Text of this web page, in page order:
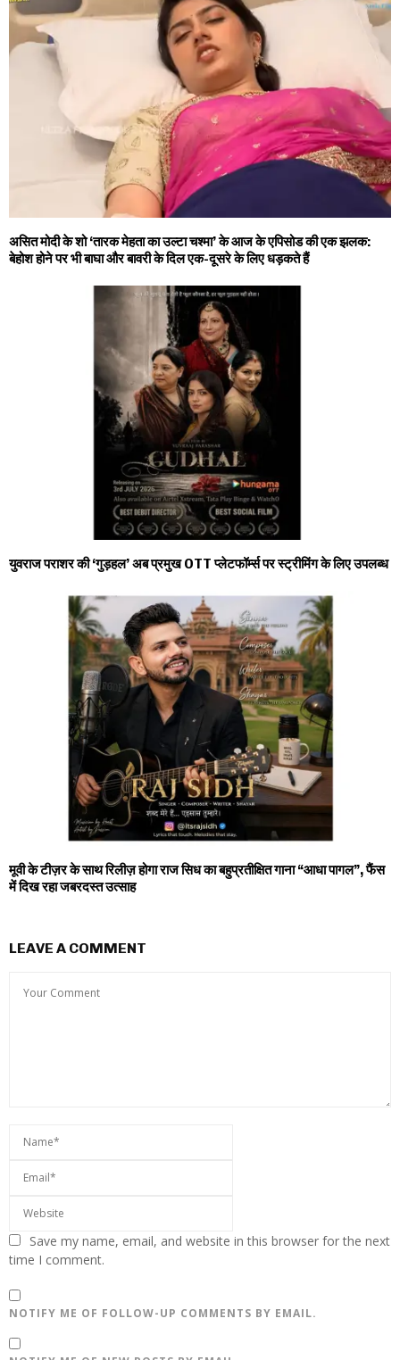
असित मोदी के शो ‘तारक मेहता का उल्टा चश्मा’ के आज के एपिसोड की एक झलक:
बेहोश होने पर भी बाघा और बावरी के दिल एक-दूसरे के लिए धड़कते हैं
युवराज पराशर की ‘गुड़हल’ अब प्रमुख OTT प्लेटफॉर्म्स पर स्ट्रीमिंग के लिए उपलब्ध
मूवी के टीज़र के साथ रिलीज़ होगा राज सिध का बहुप्रतीक्षित गाना “आधा पागल”, फैंस
में दिख रहा जबरदस्त उत्साह
LEAVE A COMMENT
Save my name, email, and website in this browser for the next
time I comment.
NOTIFY ME OF FOLLOW-UP COMMENTS BY EMAIL.